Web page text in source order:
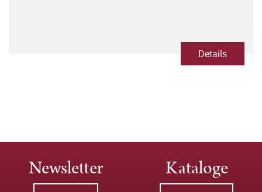
Details
Newsletter Kataloge